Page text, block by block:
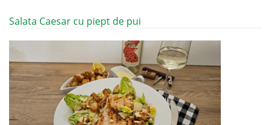
Salata Caesar cu piept de pui